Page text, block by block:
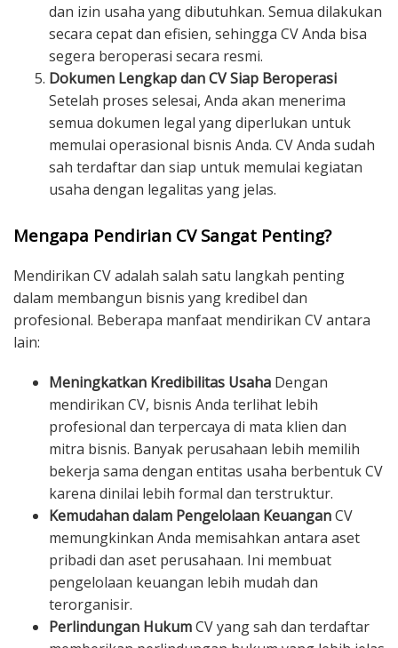
dan izin usaha yang dibutuhkan. Semua dilakukan
secara cepat dan efisien, sehingga CV Anda bisa
segera beroperasi secara resmi.
Dokumen Lengkap dan CV Siap Beroperasi
Setelah proses selesai, Anda akan menerima
semua dokumen legal yang diperlukan untuk
memulai operasional bisnis Anda. CV Anda sudah
sah terdaftar dan siap untuk memulai kegiatan
usaha dengan legalitas yang jelas.
Mengapa Pendirian CV Sangat Penting?
Mendirikan CV adalah salah satu langkah penting
dalam membangun bisnis yang kredibel dan
profesional. Beberapa manfaat mendirikan CV antara
lain:
Meningkatkan Kredibilitas Usaha Dengan
mendirikan CV, bisnis Anda terlihat lebih
profesional dan terpercaya di mata klien dan
mitra bisnis. Banyak perusahaan lebih memilih
bekerja sama dengan entitas usaha berbentuk CV
karena dinilai lebih formal dan terstruktur.
Kemudahan dalam Pengelolaan KeuanganCV
memungkinkan Anda memisahkan antara aset
pribadi dan aset perusahaan. Ini membuat
pengelolaan keuangan lebih mudah dan
terorganisir.
Perlindungan HukumCV yang sah dan terdaftar